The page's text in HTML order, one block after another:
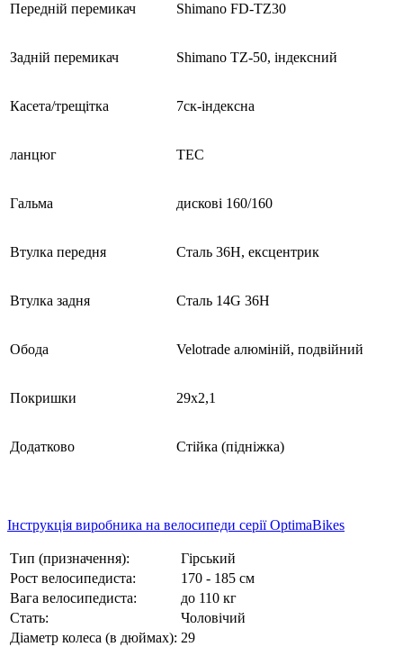
Передній перемикач Shimano FD-TZ30
Задній перемикач Shimano TZ-50, індексний
Касета/трещітка 7ск-індексна
ланцюг ТЕС
Гальма дискові 160/160
Втулка передня Сталь 36H, ексцентрик
Втулка задня Сталь 14G 36H
Обода Velotrade алюміній, подвійний
Покришки 29x2,1
Додатково Стійка (підніжка)
Інструкція виробника на велосипеди серії OptimaBikes
Тип (призначення):
Гірський
Рост велосипедиста:
170 - 185 см
Вага велосипедиста:
до 110 кг
Стать:
Чоловічий
Діаметр колеса (в дюймах): 29